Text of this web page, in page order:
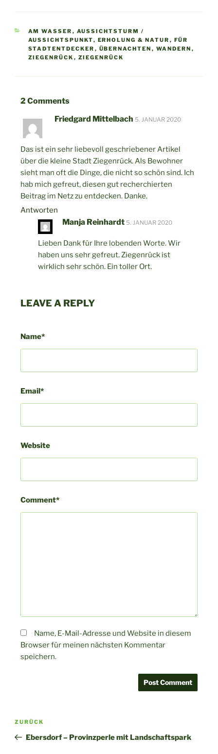
KATEGORIEN
AM WASSER , AUSSICHTSTURM /
AUSSICHTSPUNKT, ERHOLUNG & NATUR , FÜR
STADTENTDECKER , ÜBERNACHTEN , WANDERN ,
ZIEGENRÜCK , ZIEGENRÜCK
2 Comments
Friedgard Mittelbach 5. JANUAR 2020
Das ist ein sehr liebevoll geschriebener Artikel
über die kleine Stadt Ziegenrück. Als Bewohner
sieht man oft die Dinge, die nicht so schön sind. Ich
hab mich gefreut, diesen gut recherchierten
Beitrag im Netz zu entdecken. Danke.
Antworten
Manja Reinhardt 5. JANUAR 2020
Lieben Dank für Ihre lobenden Worte. Wir
haben uns sehr gefreut. Ziegenrück ist
wirklich sehr schön. Ein toller Ort.
LEAVE A REPLY
Name*
Email*
Website
Comment*
Name, E-Mail-Adresse und Website in diesem
Browser für meinen nächsten Kommentar
speichern.
Beitragsnavigation
ZURÜCK
Ebersdorf – Provinzperle mit Landschaftspark